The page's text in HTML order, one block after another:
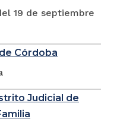
19 de septiembre
Córdoba
Judicial de